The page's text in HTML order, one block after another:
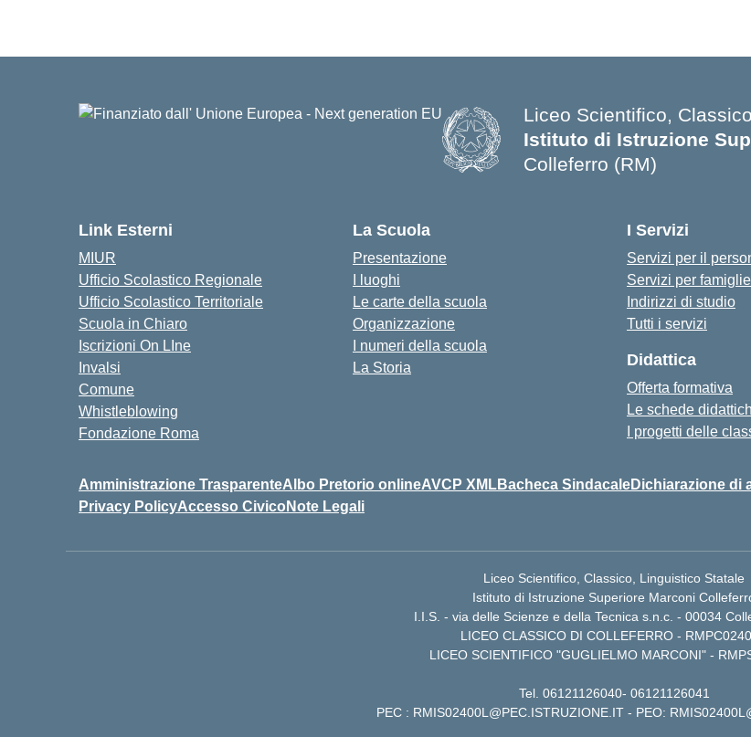
Liceo Scientifico,
Istituto di Istruzione
Colleferro (RM)
Link Esterni
MIUR
Ufficio Scolastico Regionale
Ufficio Scolastico Territoriale
Scuola in Chiaro
Iscrizioni On LIne
Invalsi
Comune
Whistleblowing
Fondazione Roma
La Scuola
Presentazione
I luoghi
Le carte della scuola
Organizzazione
I numeri della scuola
La Storia
I Servizi
Servizi per il
Servizi per
Indirizzi di studio
Tutti i servizi
Didattica
Offerta formativa
Le schede
I progetti delle
Amministrazione TrasparenteAlbo Pretorio onlineAVCP XMLBacheca SindacaleDichiarazione di
Privacy PolicyAccesso Civico Note Legali
Liceo Scientifico, Classico, Linguistico Statale
Istituto di Istruzione Superiore Marconi
I.I.S. - via delle Scienze e della Tecnica s.n.c. - 00034
LICEO CLASSICO DI COLLEFERRO -
LICEO SCIENTIFICO "GUGLIELMO MARCONI" -
Tel. 06121126040- 06121126041
PEC : RMIS02400L@PEC.ISTRUZIONE.IT - PEO: